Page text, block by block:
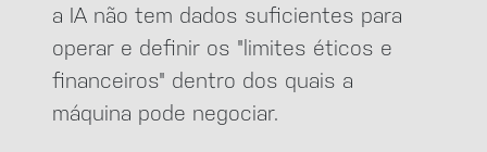
a IA não tem dados suficientes para
operar e definir os "limites éticos e
financeiros" dentro dos quais a
máquina pode negociar.